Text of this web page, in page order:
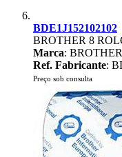
BDE1J152102102
BROTHER 8
Marca: BROTHER
Ref. Fabricante:
Preço sob consulta